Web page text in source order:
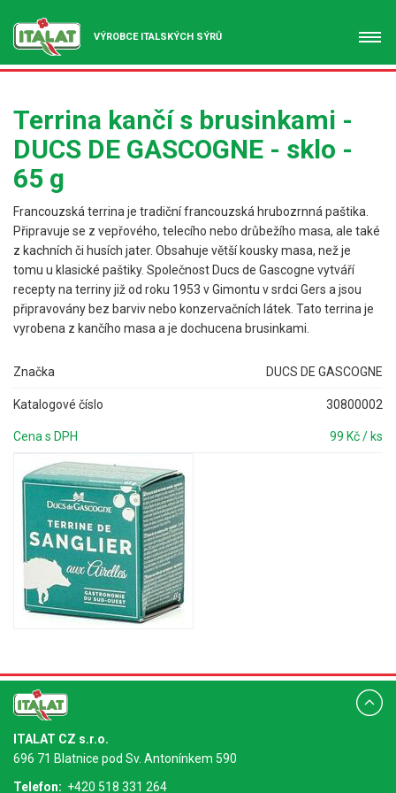
VÝROBCE ITALSKÝCH SÝRŮ
Terrina kančí s brusinkami -
DUCS DE GASCOGNE - sklo -
65 g
Francouzská terrina je tradiční francouzská hrubozrnná paštika.
Připravuje se z vepřového, telecího nebo drůbežího masa, ale také
z kachních či husích jater. Obsahuje větší kousky masa, než je
tomu u klasické paštiky. Společnost Ducs de Gascogne vytváří
recepty na terriny již od roku 1953 v Gimontu v srdci Gers a jsou
připravovány bez barviv nebo konzervačních látek. Tato terrina je
vyrobena z kančího masa a je dochucena brusinkami.
Značka DUCS DE GASCOGNE
Katalogové číslo 30800002
Cena s DPH 99 Kč / ks
ITALAT CZ s.r.o.
696 71 Blatnice pod Sv. Antonínkem 590
Telefon: +420 518 331 264